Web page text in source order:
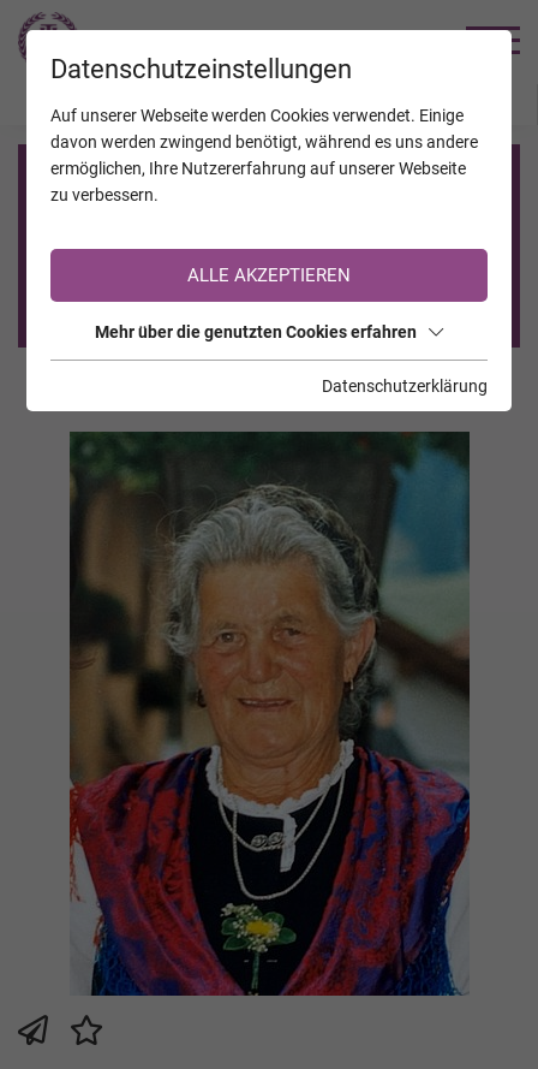
Registrierung auf TrauerHilfe.it
Sie sind noch nicht auf TrauerHilfe.it registriert?
>> zur kostenlosen Registrierung <<
Datenschutzeinstellungen
Auf unserer Webseite werden Cookies verwendet. Einige
davon werden zwingend benötigt, während es uns andere
ermöglichen, Ihre Nutzererfahrung auf unserer Webseite
zu verbessern.
ALLE AKZEPTIEREN
Mehr über die genutzten Cookies erfahren
Datenschutzerklärung
JAHRESTAGE KALENDER VERSTORBENE